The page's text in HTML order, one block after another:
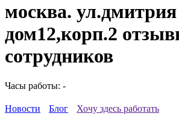
москва.
дом12,корп.2
сотрудников
Часы работы: -
Новости Блог Хочу здесь работать